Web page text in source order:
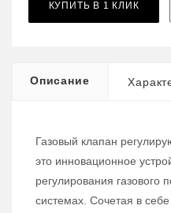
КУПИТЬ В 1 КЛИК
Описание
Газовый клапан
это инновационное
регулирования
системах. Сочетая в себе